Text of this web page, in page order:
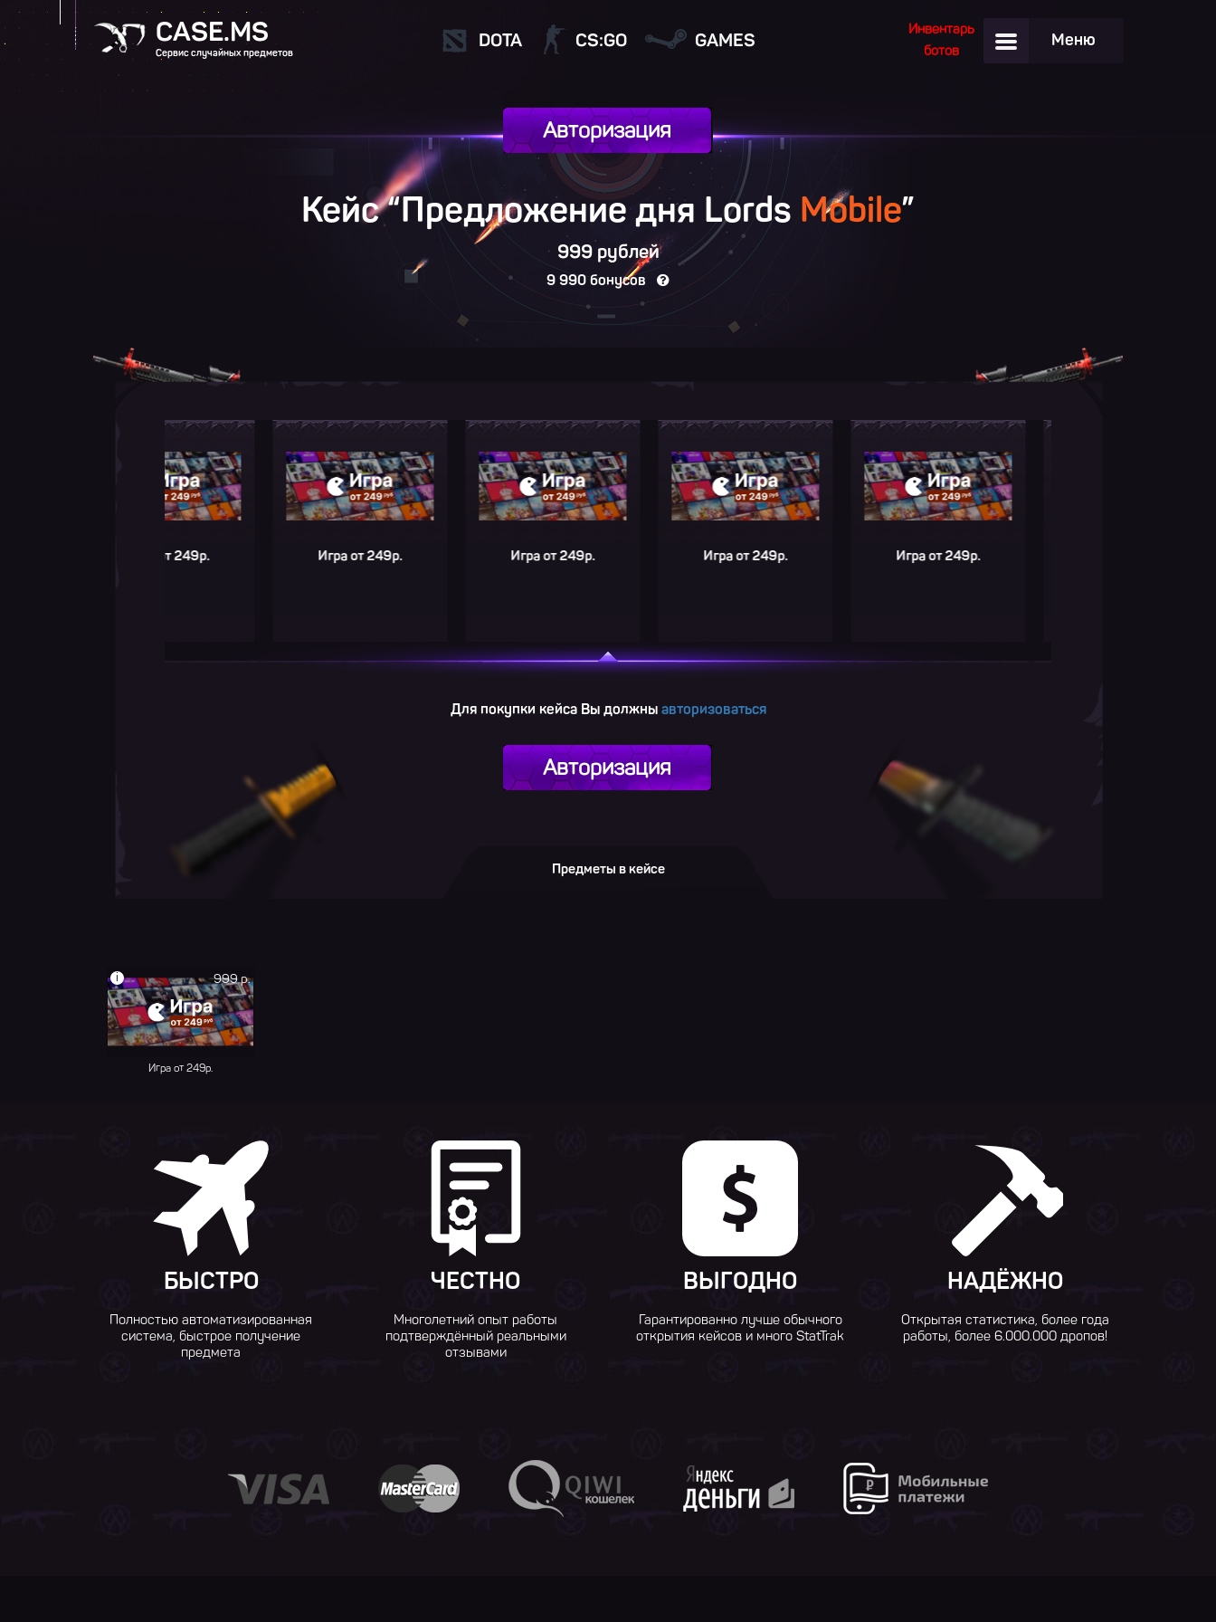
CASE.MS
Сервис случайных предметов
Меню
Инвентарь
ботов
DOTA CS:GO GAMES
Авторизация
Кейс “Предложение дня Lords Mobile”
999 рублей
9 990 бонусов
Игра от 249р. Игра от 249р. Игра от 249р. Игра от 249р.
Для покупки кейса Вы должны авторизоваться
Авторизация
Предметы в кейсе
999 р.
i
Игра от 249р.
БЫСТРО
Полностью автоматизированная
система, быстрое получение
предмета
ЧЕСТНО
Многолетний опыт работы
подтверждённый реальными
отзывами
ВЫГОДНО
Гарантированно лучше обычного
открытия кейсов и много StatTrak
НАДЁЖНО
Открытая статистика, более года
работы, более 6.000.000 дропов!